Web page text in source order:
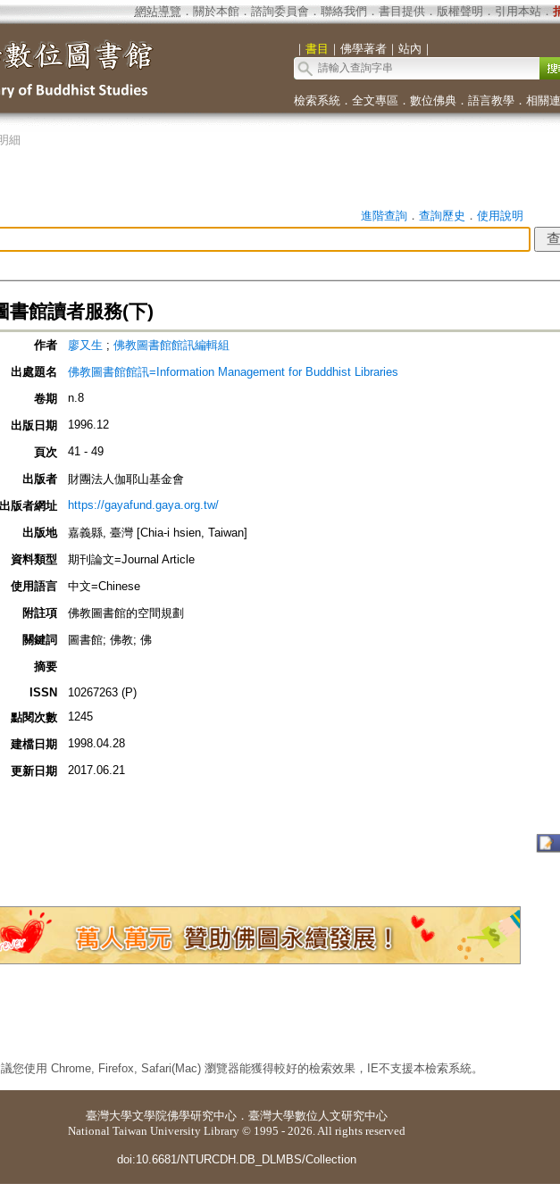
網站導覽 ． 關於本館． 諮詢委員會． 聯絡我們 ． 書目提供． 版權聲明 ． 引用本站．
｜ 書目 ｜ 佛學著者｜ 站內 ｜
檢索系統． 全文專區 ． 數位佛典． 語言教學． 相關
細
進階查詢． 查詢歷史 ． 使用說明
書館讀者服務(下)
作者 廖又生 ; 佛教圖書館館訊編輯組
出處題名
佛教圖書館館訊=Information Management for Buddhist Libraries
卷期
n.8
出版日期 1996.12
頁次 41 - 49
出版者
財團法人伽耶山基金會
出版者網址
https://gayafund.gaya.org.tw/
出版地
嘉義縣, 臺灣 [Chia-i hsien, Taiwan]
資料類型
期刊論文=Journal Article
使用語言
中文=Chinese
附註項
佛教圖書館的空間規劃
關鍵詞
圖書館; 佛教; 佛
摘要
ISSN
10267263 (P)
點閱次數
1245
建檔日期 1998.04.28
更新日期 2017.06.21
您使用 Chrome, Firefox, Safari(Mac) 瀏覽器能獲得較好的檢索效果，IE不支援本檢索系統。
臺灣大學文學院佛學研究中心 ． 臺灣大學數位人文研究中心
National Taiwan University Library © 1995 - 2026. All rights reserved
doi:10.6681/NTURCDH.DB_DLMBS/Collection